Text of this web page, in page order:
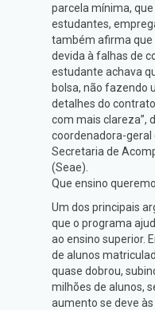
parcela mínima,
estudantes,
também afirma que
devida à falhas de
estudante achava
bolsa, não fazendo
detalhes do
com mais clareza”,
coordenadora-geral
Secretaria de
(Seae).
Que ensino
Um dos principais
que o programa
ao ensino superior.
de alunos
quase dobrou,
milhões de alunos,
aumento se deve